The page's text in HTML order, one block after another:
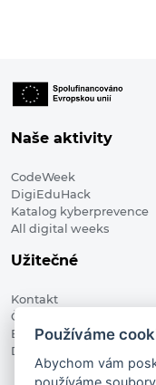
Naše aktivity
CodeWeek
DigiEduHack
Katalog kyberprevence
All digital weeks
Užitečné
Kontakt
Členské organizace
Blog
Digitalizace ve
Používáme
Abychom vám